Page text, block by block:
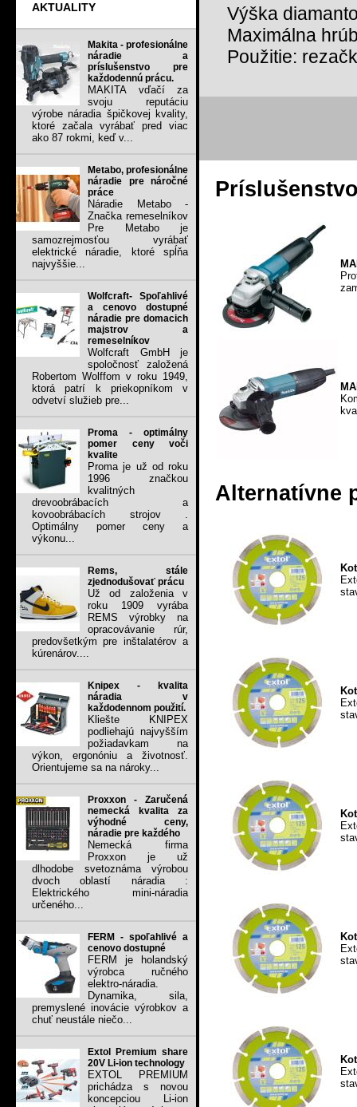
AKTUALITY
Makita - profesionálne
náradie a
príslušenstvo pre
každodennú prácu.
MAKITA vďačí za
svoju reputáciu
výrobe náradia špičkovej kvality,
ktoré začala vyrábať pred viac
ako 87 rokmi, keď v...
Metabo, profesionálne
náradie pre náročné
práce
Náradie Metabo -
Značka remeselníkov
Pre Metabo je
samozrejmosťou vyrábať
elektrické náradie, ktoré spĺňa
najvyššie...
Wolfcraft- Spoľahlivé
a cenovo dostupné
náradie pre domacich
majstrov a
remeselníkov
Wolfcraft GmbH je
spoločnosť založená
Robertom Wolffom v roku 1949,
ktorá patrí k priekopníkom v
odvetví služieb pre...
Proma - optimálny
pomer ceny voči
kvalite
Proma je už od roku
1996 značkou
kvalitných
drevoobrábacích a
kovoobrábacích strojov .
Optimálny pomer ceny a
výkonu...
Rems, stále
zjednodušovať prácu
Už od založenia v
roku 1909 vyrába
REMS výrobky na
opracovávanie rúr,
predovšetkým pre inštalatérov a
kúrenárov....
Knipex - kvalita
náradia v
každodennom použití.
Kliešte KNIPEX
podliehajú najvyšším
požiadavkam na
výkon, ergonóniu a životnosť.
Orientujeme sa na nároky...
Proxxon - Zaručená
nemecká kvalita za
výhodné ceny,
náradie pre každého
Nemecká firma
Proxxon je už
dlhodobe svetoznáma výrobou
dvoch oblastí náradia :
Elektrického mini-náradia
určeného...
FERM - spoľahlivé a
cenovo dostupné
FERM je holandský
výrobca ručného
elektro-náradia.
Dynamika, sila,
premyslené inovácie výrobkov a
chuť neustále niečo...
Extol Premium share
20V Li-ion technology
EXTOL PREMIUM
prichádza s novou
koncepciou Li-ion
Výška
Maximálna
Použitie:
Alternatívne